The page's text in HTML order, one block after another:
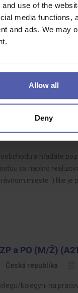
use of the
media functions,
and ads. We may
Allow all
Deny
a motivované montážní
týmu. Budete
a standardů kvality.
Kolárovo
Recruitment SK
a hľadáte
sa naplno
mieste :) Nie je
a PO (M/Ž)
Česká republika
kolegyni na